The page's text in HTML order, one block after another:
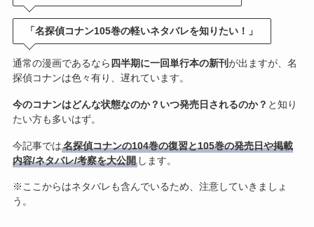
「名探偵コナン105巻の軽いネタバレを知りたい！」
通常の漫画であるなら 四半期に一回単行本の新刊が出ますが、名
探偵コナンは色々有り、遅れています。
今のコナンはどんな状態なのか？いつ発売日されるのか？ と知り
たい方も多いはず。
今記事では名探偵コナンの104巻の復習と105巻の発売日や掲載
内容/ネタバレ/考察を大公開します。
※ここからはネタバレも含んでいるため、注意していきましょ
う。